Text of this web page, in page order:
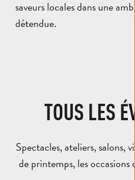
saveurs locales dans une
détendue.
TOUS LES
Spectacles, ateliers, salons,
de printemps, les